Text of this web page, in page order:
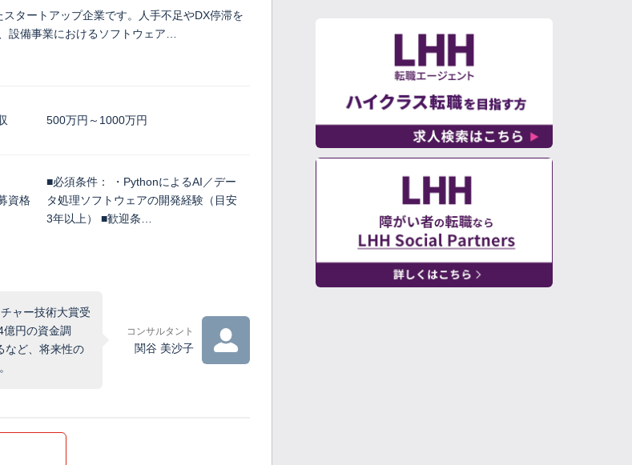
タートアップ企業です。人手不足やDX停滞を
設備事業におけるソフトウェア…
500万円～1000万円
資格
■必須条件： ・PythonによるAI／デー
タ処理ソフトウェアの開発経験（目安
3年以上） ■歓迎条…
ャー技術大賞受
円の資金調
など、将来性の
コンサルタント
関谷 美沙子